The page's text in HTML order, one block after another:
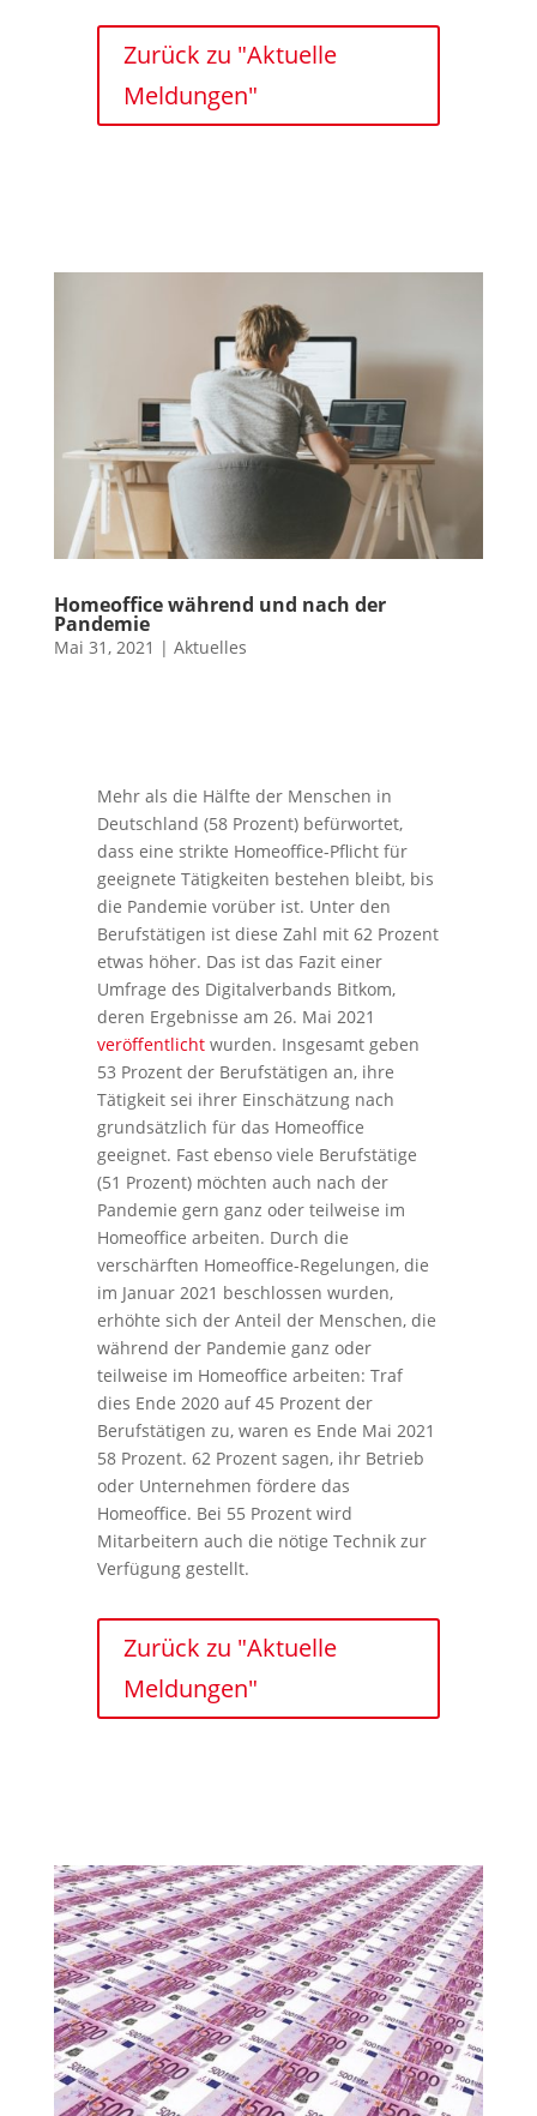
Zurück zu "Aktuelle
Meldungen"
Homeoffice während und nach der
Pandemie
Mai 31, 2021 | Aktuelles
Mehr als die Hälfte der Menschen in
Deutschland (58 Prozent) befürwortet,
dass eine strikte Homeoffice-Pflicht für
geeignete Tätigkeiten bestehen bleibt, bis
die Pandemie vorüber ist. Unter den
Berufstätigen ist diese Zahl mit 62 Prozent
etwas höher. Das ist das Fazit einer
Umfrage des Digitalverbands Bitkom,
deren Ergebnisse am 26. Mai 2021
veröffentlichtwurden. Insgesamt geben
53 Prozent der Berufstätigen an, ihre
Tätigkeit sei ihrer Einschätzung nach
grundsätzlich für das Homeoffice
geeignet. Fast ebenso viele Berufstätige
(51 Prozent) möchten auch nach der
Pandemie gern ganz oder teilweise im
Homeoffice arbeiten. Durch die
verschärften Homeoffice-Regelungen, die
im Januar 2021 beschlossen wurden,
erhöhte sich der Anteil der Menschen, die
während der Pandemie ganz oder
teilweise im Homeoffice arbeiten: Traf
dies Ende 2020 auf 45 Prozent der
Berufstätigen zu, waren es Ende Mai 2021
58 Prozent. 62 Prozent sagen, ihr Betrieb
oder Unternehmen fördere das
Homeoffice. Bei 55 Prozent wird
Mitarbeitern auch die nötige Technik zur
Verfügung gestellt.
Zurück zu "Aktuelle
Meldungen"